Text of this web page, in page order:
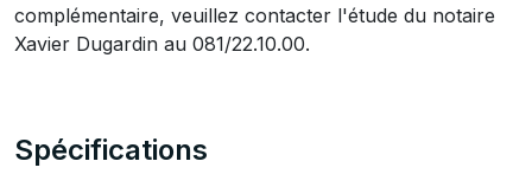
complémentaire, veuillez contacter l'étude du notaire
Xavier Dugardin au 081/22.10.00.
Spécifications